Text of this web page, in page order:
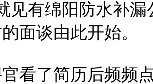
见有绵阳防水补
面谈由此开始。
了简历后频频点